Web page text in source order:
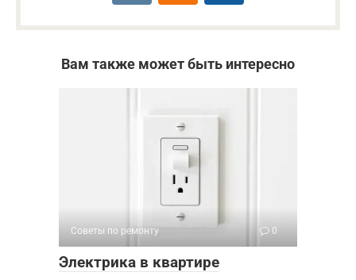
Вам также может быть интересно
Советы по ремонту 0
Электрика в квартире